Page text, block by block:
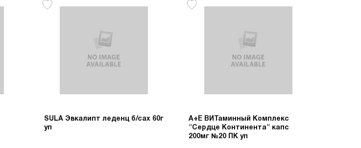
SULA Эвкалипт леденц б/сах 60г
уп
А+Е ВИТаминный Комплекс
"Сердце Континента" капс
200мг №20 ПК уп